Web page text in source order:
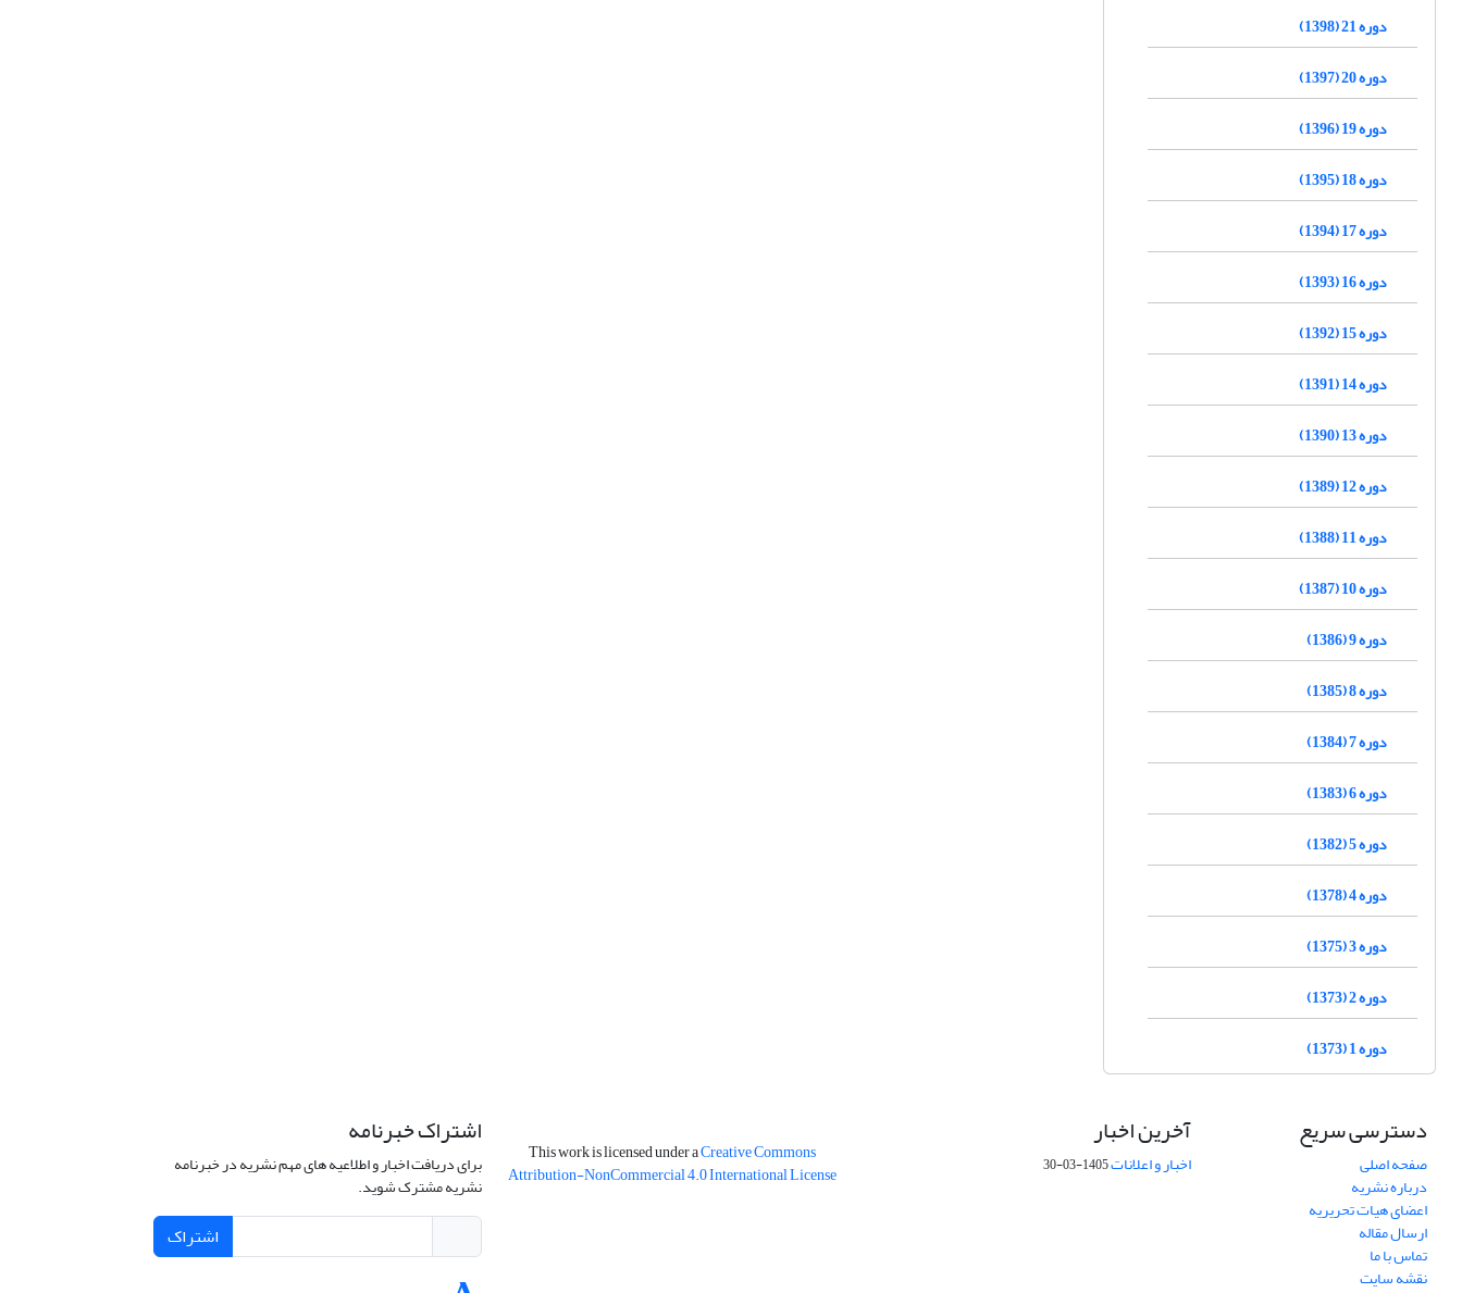
دوره 21 (1398)
دوره 20 (1397)
دوره 19 (1396)
دوره 18 (1395)
دوره 17 (1394)
دوره 16 (1393)
دوره 15 (1392)
دوره 14 (1391)
دوره 13 (1390)
دوره 12 (1389)
دوره 11 (1388)
دوره 10 (1387)
دوره 9 (1386)
دوره 8 (1385)
دوره 7 (1384)
دوره 6 (1383)
دوره 5 (1382)
دوره 4 (1378)
دوره 3 (1375)
دوره 2 (1373)
دوره 1 (1373)
دسترسی سریع
صفحه اصلی
درباره نشریه
اعضای هیات تحریریه
ارسال مقاله
تماس با ما
نقشه سایت
آخرین اخبار
اخبار و اعلانات1405-03-30
This work is licensed under aCreative Commons
Attribution-NonCommercial 4.0 International License
اشتراک خبرنامه
برای دریافت اخبار و اطلاعیه های مهم نشریه در خبرنامه
نشریه مشترک شوید.
اشتراک